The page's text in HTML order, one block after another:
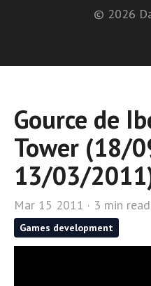
© 2026
Gource de
Tower (18/
13/03/
Mar 15 2011 · 3 min read
Games development